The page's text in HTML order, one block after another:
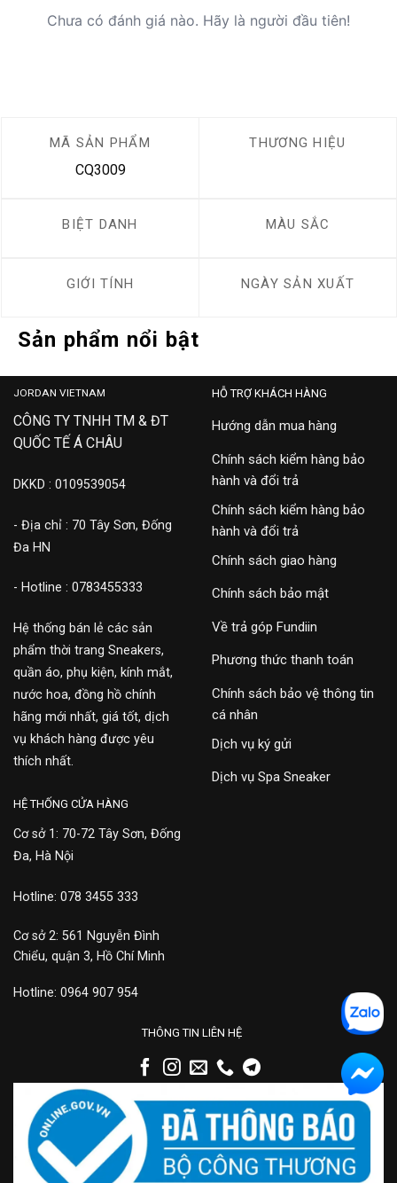
Chưa có đánh giá nào. Hãy là người đầu tiên!
MÃ SẢN PHẨM
CQ3009
THƯƠNG HIỆU
BIỆT DANH MÀU SẮC
GIỚI TÍNH NGÀY SẢN XUẤT
Sản phẩm nổi bật
JORDAN VIETNAM
CÔNG TY TNHH TM & ĐT
QUỐC TẾ Á CHÂU
DKKD : 0109539054
- Địa chỉ : 70 Tây Sơn, Đống
Đa HN
- Hotline : 0783455333
Hệ thống bán lẻ các sản
phẩm thời trang Sneakers,
quần áo, phụ kiện, kính mắt,
nước hoa, đồng hồ chính
hãng mới nhất, giá tốt, dịch
vụ khách hàng được yêu
thích nhất.
HỖ TRỢ KHÁCH HÀNG
Hướng dẫn mua hàng
Chính sách kiểm hàng bảo
hành và đổi trả
Chính sách kiểm hàng bảo
hành và đổi trả
Chính sách giao hàng
Chính sách bảo mật
Về trả góp Fundiin
Phương thức thanh toán
Chính sách bảo vệ thông tin
cá nhân
Dịch vụ ký gửi
Dịch vụ Spa Sneaker
HỆ THỐNG CỬA HÀNG
Cơ sở 1: 70-72 Tây Sơn, Đống
Đa, Hà Nội
Hotline: 078 3455 333
Cơ sở 2: 561 Nguyễn Đình
Chiểu, quận 3, Hồ Chí Minh
Hotline: 0964 907 954
THÔNG TIN LIÊN HỆ